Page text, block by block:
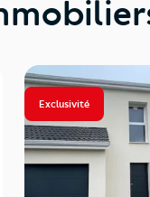
Exclusivité